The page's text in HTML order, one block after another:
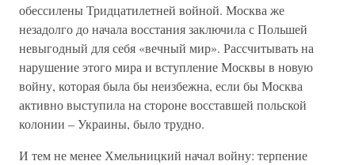
обессилены Тридцатилетней войной. Москва же
незадолго до начала восстания заключила с Польшей
невыгодный для себя «вечный мир». Рассчитывать на
нарушение этого мира и вступление Москвы в новую
войну, которая была бы неизбежна, если бы Москва
активно выступила на стороне восставшей польской
колонии – Украины, было трудно.
И тем не менее Хмельницкий начал войну: терпение